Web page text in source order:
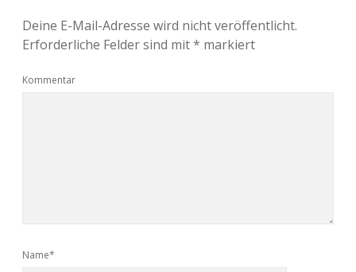
Deine E-Mail-Adresse wird nicht veröffentlicht.
Erforderliche Felder sind mit* markiert
Kommentar
Name*